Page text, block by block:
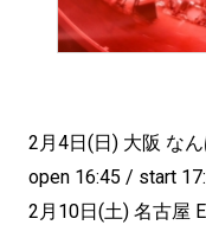
2月4日(日) 大阪 な
open 16:45 / start
2月10日(土) 名古屋